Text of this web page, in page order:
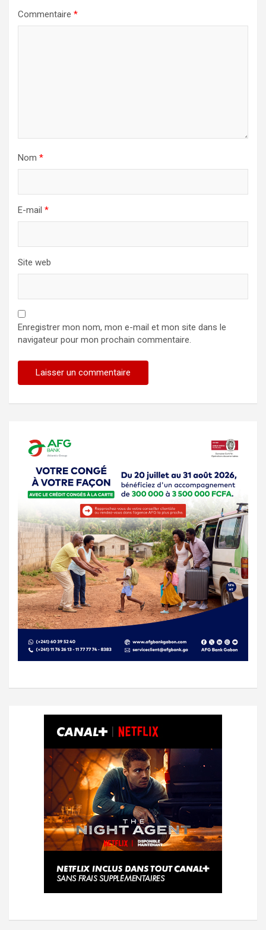
Commentaire *
Nom *
E-mail *
Site web
Enregistrer mon nom, mon e-mail et mon site dans le
navigateur pour mon prochain commentaire.